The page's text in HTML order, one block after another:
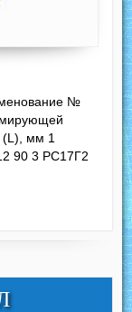
№
(L), мм 1
90 3 РС17Г2